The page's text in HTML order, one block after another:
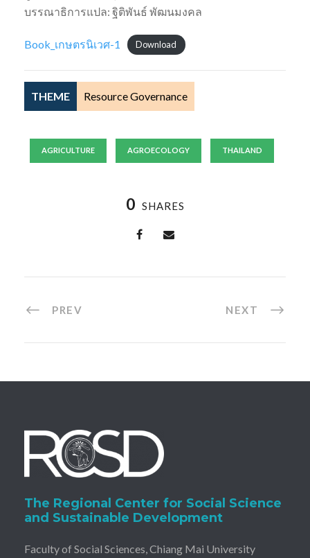
บรรณาธิการแปล: ฐิติพันธ์ พัฒนมงคล
Book_เกษตรนิเวศ-1 Download
THEME Resource Governance
AGRICULTURE AGROECOLOGY THAILAND
0 SHARES
PREV NEXT
The Regional Center for Social Science
and Sustainable Development
Faculty of Social Sciences, Chiang Mai University